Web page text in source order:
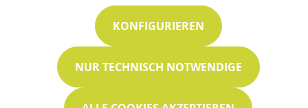
NUR TECHNISCH NOTWENDIGE
KONFIGURIEREN